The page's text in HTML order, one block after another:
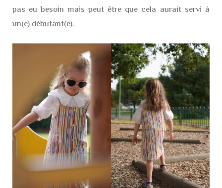
pas eu besoin mais peut être que cela aurait servi à
un(e) débutant(e).